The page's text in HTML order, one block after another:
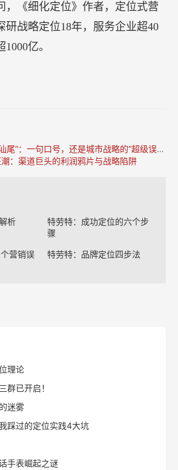
，《细化定位》作者，定位式营
研战略定位18年，服务企业超40
亿。
”：一句口号，还是城市战略的“超级误会”？
潮：渠道巨头的利润鸦片与战略陷阱
析
特劳特：成功定位的六个步
骤
营销误
特劳特：品牌定位四步法
理论
群已开启！
迷雾
踩过的定位实践4大坑
手表崛起之谜